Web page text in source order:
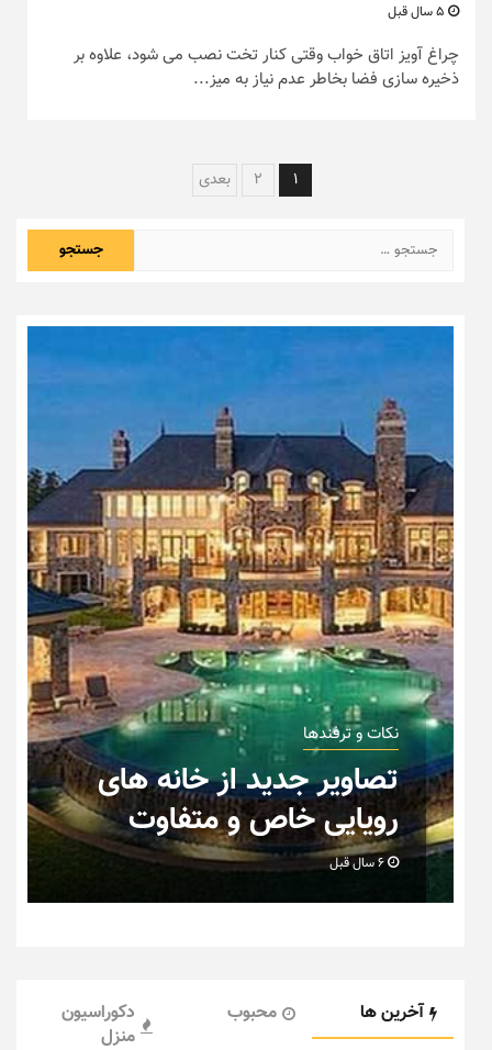
چراغ آویز اتاق خواب وقتی کنار تخت نصب می شود، علاوه بر
ذخیره سازی فضا بخاطر عدم نیاز به میز...
راهبری
1
2 بعدی
جستجو
برای:
نکات و ترفندها
تصاویر جدید از خانه های
رویایی خاص و متفاوت
آخرین ها محبوب
دکوراسیون
منزل